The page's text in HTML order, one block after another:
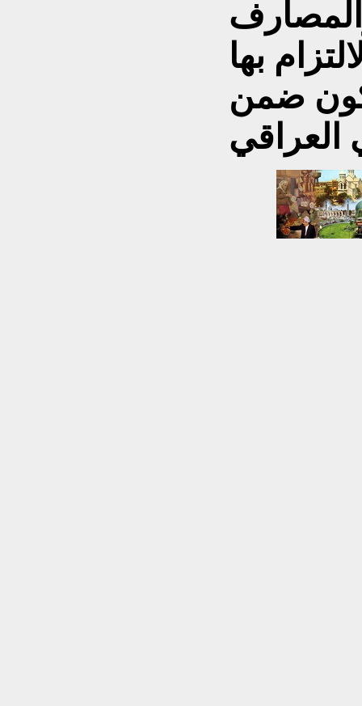
بها
ضمن